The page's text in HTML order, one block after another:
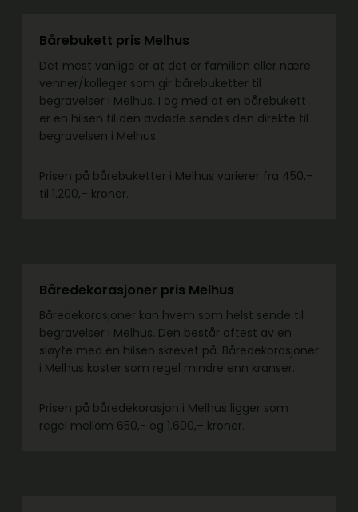
Bårebukett pris Melhus
Det mest vanlige er at det er familien eller nære
venner/kolleger som gir bårebuketter til
begravelser i Melhus. I og med at en bårebukett
er en hilsen til den avdøde sendes den direkte til
begravelsen i Melhus.
Prisen på bårebuketter i Melhus varierer fra 450,–
til 1.200,– kroner.
Båredekorasjoner pris Melhus
Båredekorasjoner kan hvem som helst sende til
begravelser i Melhus. Den består oftest av en
sløyfe med en hilsen skrevet på. Båredekorasjoner
i Melhus koster som regel mindre enn kranser.
Prisen på båredekorasjon i Melhus ligger som
regel mellom 650,- og 1.600,– kroner.